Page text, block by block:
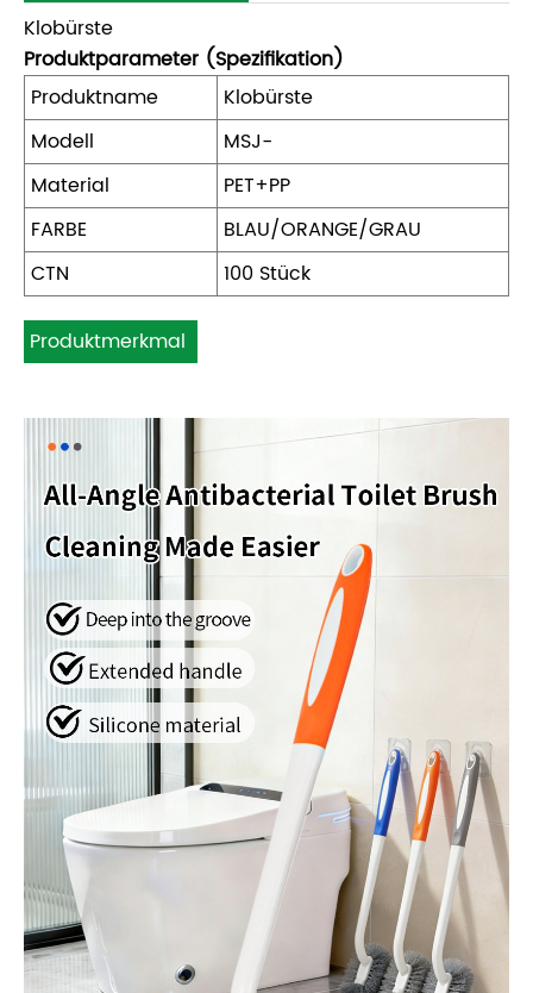
Klobürste
Produktparameter (Spezifikation)
Produktname
Klobürste
Modell
MSJ-
Material
PET+PP
FARBE
BLAU/ORANGE/GRAU
CTN
100 Stück
Produktmerkmal